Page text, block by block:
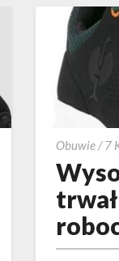
Obuwie/7